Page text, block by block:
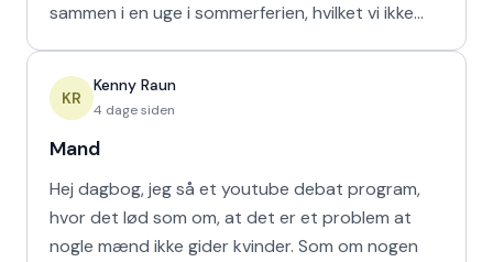
sammen i en uge i sommerferien, hvilket vi ikke
KR
Kenny Raun
4 dage siden
Mand
Hej dagbog, jeg så et youtube debat program,
hvor det lød som om, at det er et problem at
nogle mænd ikke gider kvinder. Som om nogen